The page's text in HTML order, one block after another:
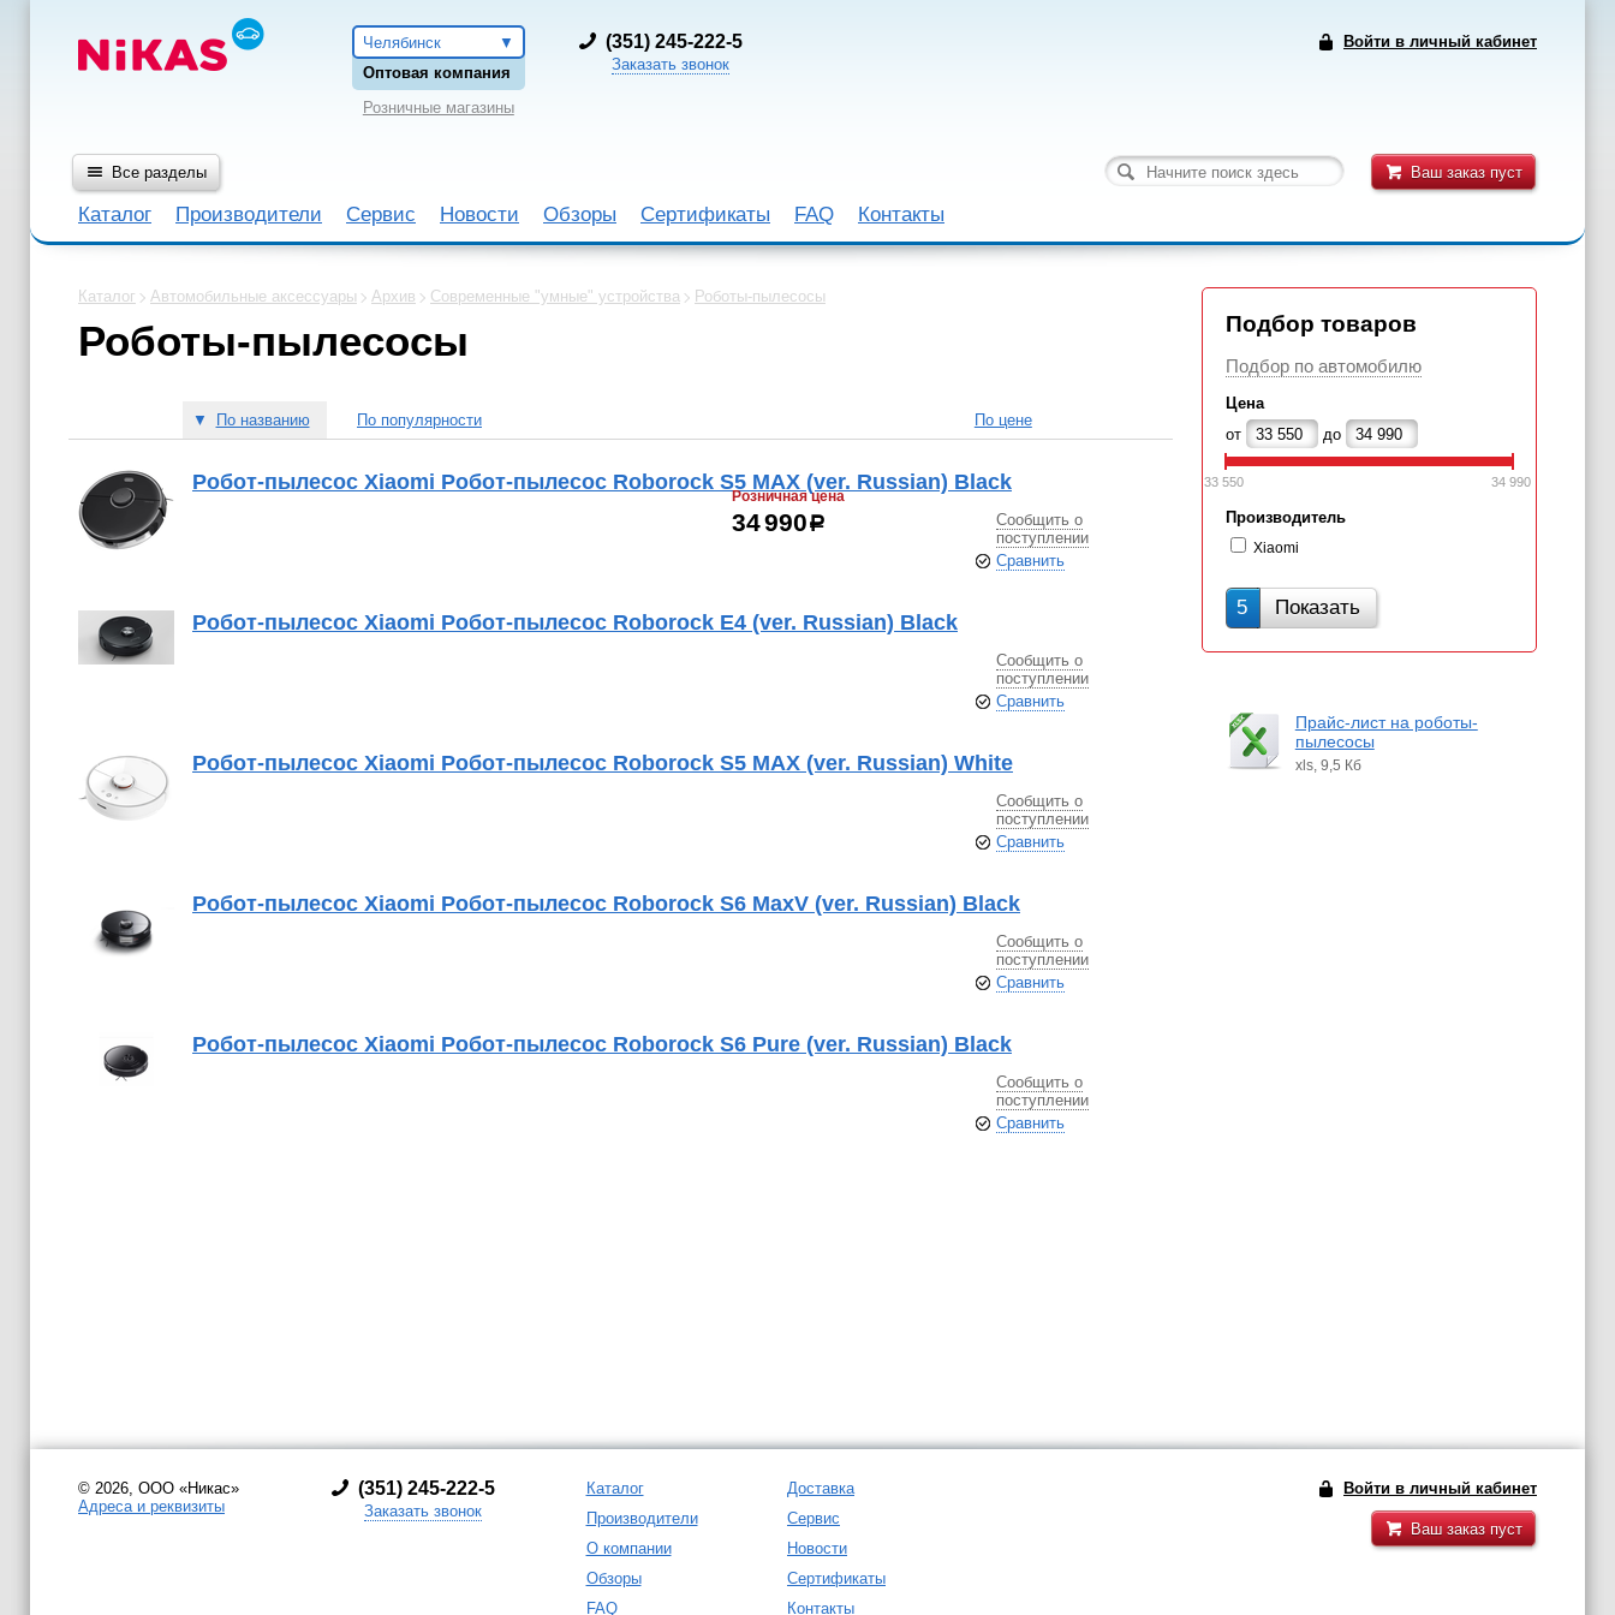
Войти в личный кабинет
Челябинск
Оптовая компания
Розничные магазины
(351) 245-222-5
Заказать звонок
Ваш заказ пуст
Все разделы
Каталог Производители Сервис Новости Обзоры Сертификаты FAQ Контакты
Каталог Автомобильные аксессуары Архив Современные "умные" устройства Роботы-пылесосы
Роботы-пылесосы
По цене
▼ По названию По популярности
Робот-пылесос Xiaomi Робот-пылесос Roborock S5 MAX (ver. Russian) Black
Розничная цена
34 990р
Сообщить о
поступлении
Сравнить
Робот-пылесос Xiaomi Робот-пылесос Roborock E4 (ver. Russian) Black
Сообщить о
поступлении
Сравнить
Робот-пылесос Xiaomi Робот-пылесос Roborock S5 MAX (ver. Russian) White
Сообщить о
поступлении
Сравнить
Робот-пылесос Xiaomi Робот-пылесос Roborock S6 MaxV (ver. Russian) Black
Сообщить о
поступлении
Сравнить
Робот-пылесос Xiaomi Робот-пылесос Roborock S6 Pure (ver. Russian) Black
Сообщить о
поступлении
Сравнить
Подбор товаров
Подбор по автомобилю
Цена
от
до
33 550 34 990
Производитель
Xiaomi
5 Показать
Прайс-лист на роботы-
пылесосы
xls, 9,5 Кб
Войти в личный кабинет
Ваш заказ пуст
© 2026, ООО «Никас»
Адреса и реквизиты
(351) 245-222-5
Заказать звонок
Каталог
Доставка
Производители
Сервис
О компании
Новости
Обзоры
Сертификаты
FAQ
Контакты